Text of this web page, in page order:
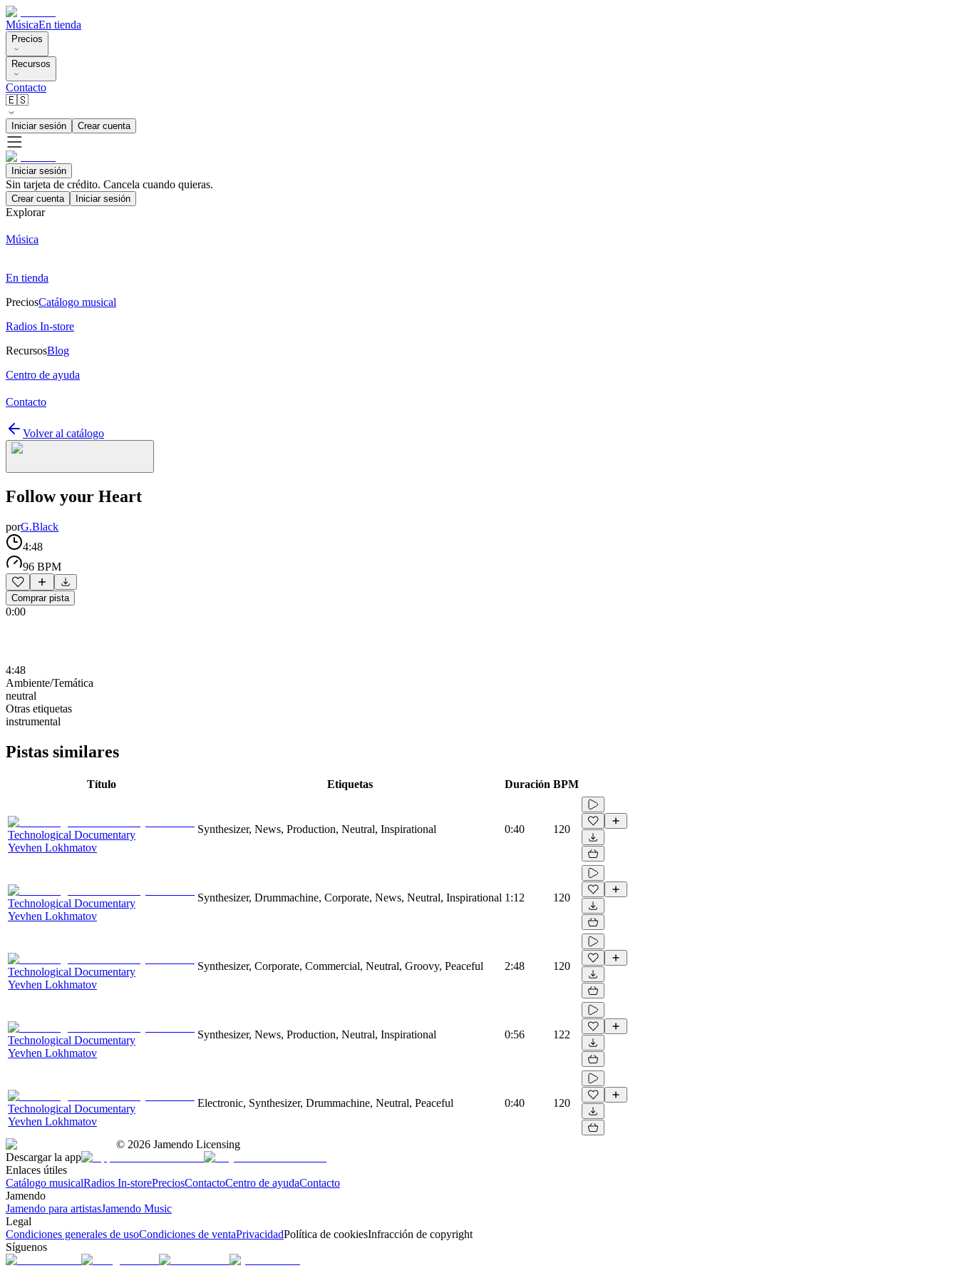
MúsicaEn tienda
Precios
Recursos
Contacto
🇪🇸
Iniciar sesión Crear cuenta
Iniciar sesión
Sin tarjeta de crédito. Cancela cuando quieras.
Crear cuenta Iniciar sesión
Explorar
Música
En tienda
PreciosCatálogo musical
Radios In-store
RecursosBlog
Centro de ayuda
Contacto
Volver al catálogo
Follow your Heart
porG.Black
4:48
96 BPM
Comprar pista
0:00
4:48
Ambiente/Temática
neutral
Otras etiquetas
instrumental
Pistas similares
Título Etiquetas Duración BPM
Technological Documentary
Yevhen Lokhmatov
Synthesizer, News, Production, Neutral, Inspirational 0:40 120
Technological Documentary
Yevhen Lokhmatov
Synthesizer, Drummachine, Corporate, News, Neutral, Inspirational 1:12 120
Technological Documentary
Yevhen Lokhmatov
Synthesizer, Corporate, Commercial, Neutral, Groovy, Peaceful 2:48 120
Technological Documentary
Yevhen Lokhmatov
Synthesizer, News, Production, Neutral, Inspirational 0:56 122
Technological Documentary
Yevhen Lokhmatov
Electronic, Synthesizer, Drummachine, Neutral, Peaceful 0:40 120
© 2026 Jamendo Licensing
Descargar la app
Enlaces útiles
Catálogo musicalRadios In-storePreciosContactoCentro de ayudaContacto
Jamendo
Jamendo para artistasJamendo Music
Legal
Condiciones generales de usoCondiciones de ventaPrivacidadPolítica de cookiesInfracción de copyright
Síguenos